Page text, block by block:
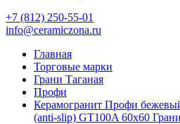
+7 (812) 250-55-01
info@ceramiczona.ru
Главная
Торговые марки
Грани Таганая
Профи
Керамогранит Профи
(anti-slip) GT100A 60х60